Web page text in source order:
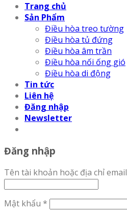
Trang chủ
Sản Phẩm
Điều hòa treo tường
Điều hòa tủ đứng
Điều hòa âm trần
Điều hòa nối ống gió
Điều hòa di động
Tin tức
Liên hệ
Đăng nhập
Newsletter
Đăng nhập
Tên tài khoản hoặc địa chỉ email
Mật khẩu *